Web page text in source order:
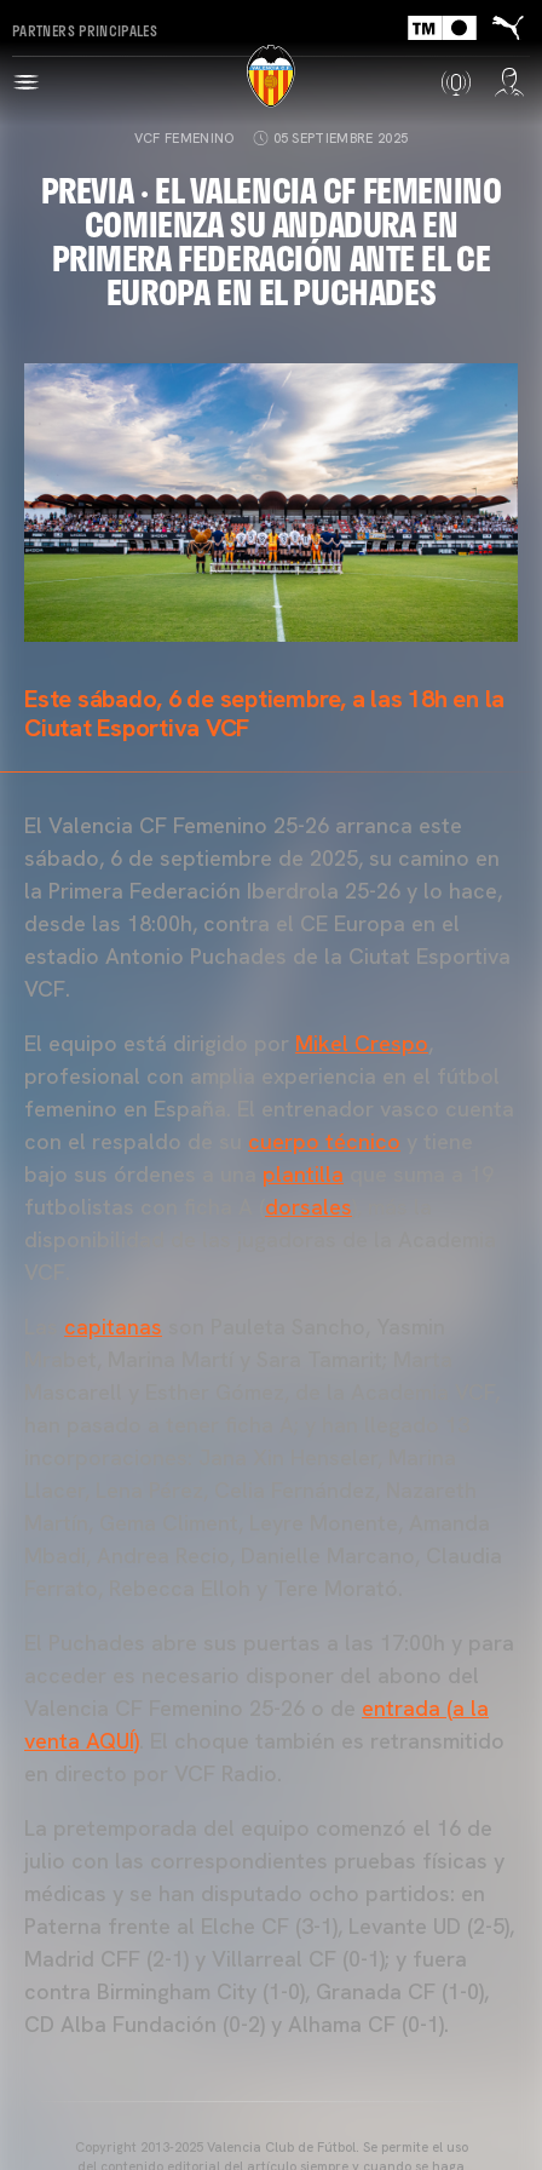
PARTNERS PRINCIPALES
VCF FEMENINO 05 SEPTIEMBRE 2025
PREVIA · EL VALENCIA CF FEMENINO
COMIENZA SU ANDADURA EN
PRIMERA FEDERACIÓN ANTE EL CE
EUROPA EN EL PUCHADES
Este sábado, 6 de septiembre, a las 18h en la
Ciutat Esportiva VCF
El Valencia CF Femenino 25-26 arranca este
sábado, 6 de septiembre de 2025, su camino en
la Primera Federación Iberdrola 25-26 y lo hace,
desde las 18:00h, contra el CE Europa en el
estadio Antonio Puchades de la Ciutat Esportiva
VCF.
El equipo está dirigido por Mikel Crespo,
profesional con amplia experiencia en el fútbol
femenino en España. El entrenador vasco cuenta
con el respaldo de su cuerpo técnico
bajo sus órdenes a una plantilla
futbolistas con ficha A ( dorsales
disponibilidad de las jugadoras de la Academia
VCF.
capitanas
entrada (a la
venta AQUÍ) . El choque también es retransmitido
La pretemporada del equipo comenzó el 16 de
julio con las correspondientes pruebas físicas y
médicas y se han disputado ocho partidos: en
Paterna frente al Elche CF (3-1), Levante UD (2-5),
Madrid CFF (2-1) y Villarreal CF (0-1); y fuera
contra Birmingham City (1-0), Granada CF (1-0),
CD Alba Fundación (0-2) y Alhama CF (0-1).
Copyright 2013-2025 Valencia Club de Fútbol. Se permite el uso
del contenido editorial del artículo siempre y cuando se haga